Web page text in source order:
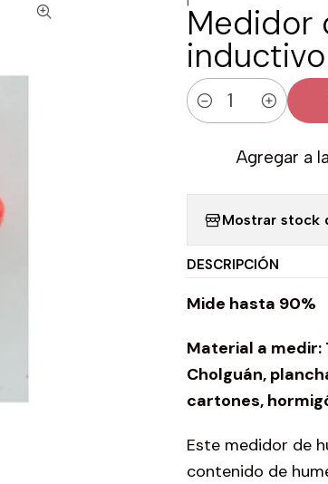
Medidor
inductivo
Cantidad
Agregar a
Mostrar stock
DESCRIPCIÓN
Mide hasta 90%
Material a medir:
Cholguán,
cartones,
Este medidor de
contenido de